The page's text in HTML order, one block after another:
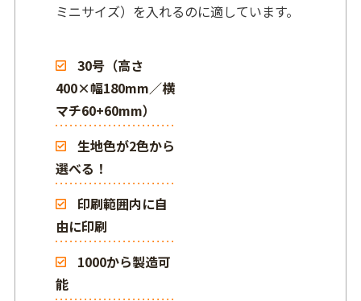
ミニサイズ）を入れるのに適しています。
30号（高さ
400×幅180mm／横
マチ60+60mm）
生地色が2色から
選べる！
印刷範囲内に自
由に印刷
1000から製造可
能